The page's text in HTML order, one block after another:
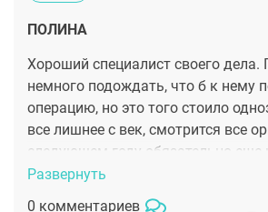
ПОЛИНА
Хороший специалист своего дела.
немного подождать, что б к нему
операцию, но это того стоило
все лишнее с век, смотрится все
следующем году обязательно еще
лица к нему пойду.
Развернуть
0 комментариев